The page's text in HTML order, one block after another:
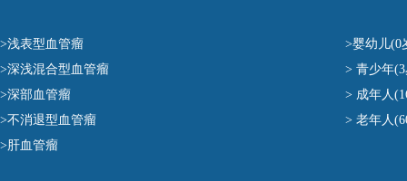
>浅表型血管瘤
>深浅混合型血管瘤
>深部血管瘤
>不消退型血管瘤
>肝血管瘤
>婴幼儿(0
> 青少年
> 成年人
> 老年人